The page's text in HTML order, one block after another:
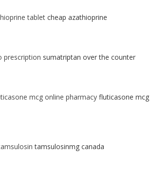
tablet cheap azathioprine
prescription sumatriptan over the counter
mcg online pharmacy fluticasone mcg
tamsulosinmg canada